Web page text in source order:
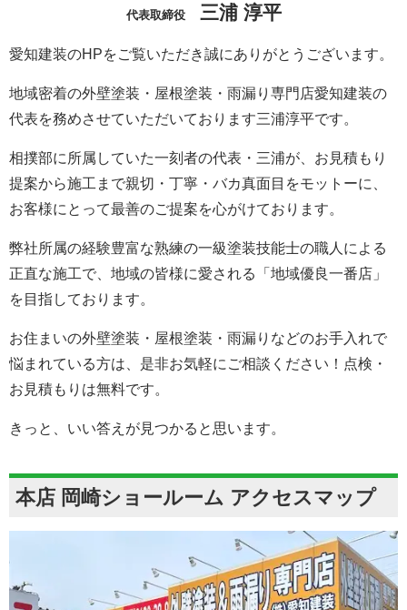
代表取締役 三浦 淳平
愛知建装のHPをご覧いただき誠にありがとうございます。
地域密着の外壁塗装・屋根塗装・雨漏り専門店愛知建装の
代表を務めさせていただいております三浦淳平です。
相撲部に所属していた一刻者の代表・三浦が、お見積もり
提案から施工まで親切・丁寧・バカ真面目をモットーに、
お客様にとって最善のご提案を心がけております。
弊社所属の経験豊富な熟練の一級塗装技能士の職人による
正直な施工で、地域の皆様に愛される「地域優良一番店」
を目指しております。
お住まいの外壁塗装・屋根塗装・雨漏りなどのお手入れで
悩まれている方は、是非お気軽にご相談ください！点検・
お見積もりは無料です。
きっと、いい答えが見つかると思います。
本店 岡崎ショールーム アクセスマップ